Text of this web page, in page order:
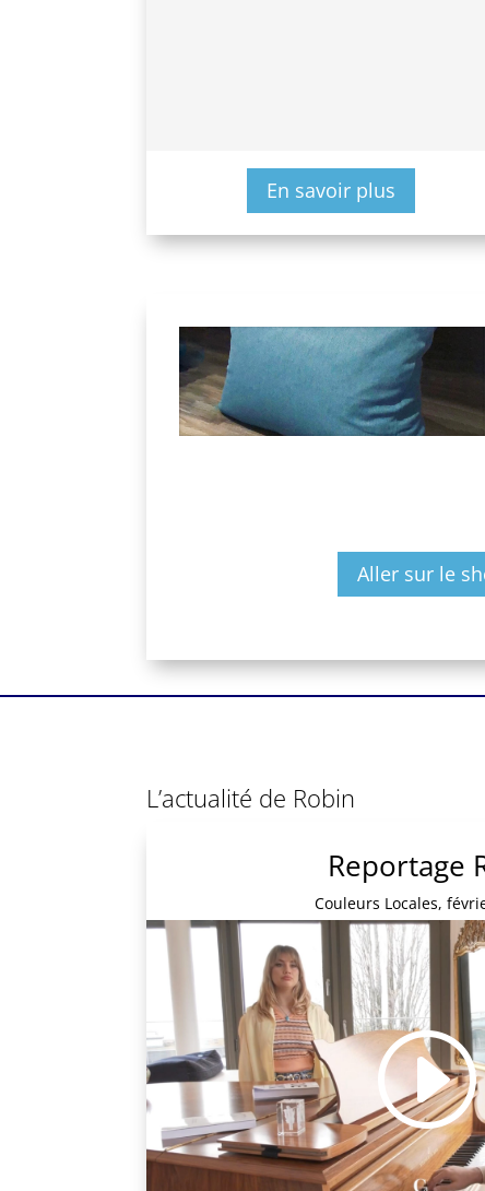
En savoir plus
Aller sur le
L’actualité de Robin
Reportage
Couleurs Locales,